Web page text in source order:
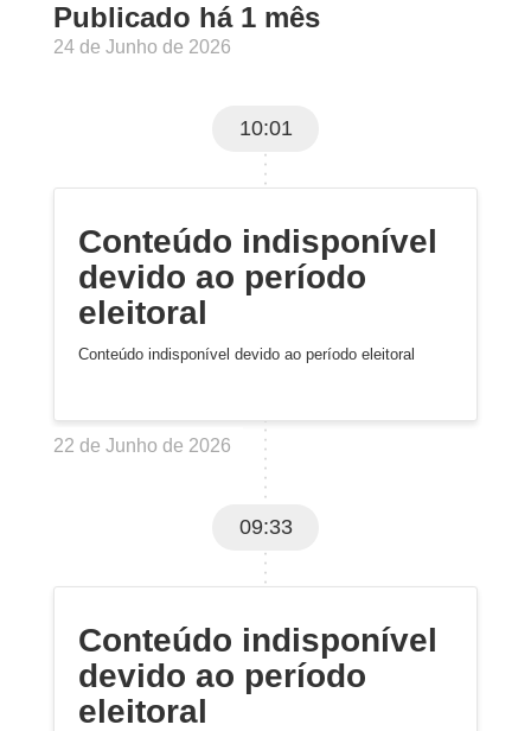
Publicado há 1 mês
24 de Junho de 2026
10:01
Conteúdo indisponível
devido ao período
eleitoral
Conteúdo indisponível devido ao período eleitoral
22 de Junho de 2026
09:33
Conteúdo indisponível
devido ao período
eleitoral